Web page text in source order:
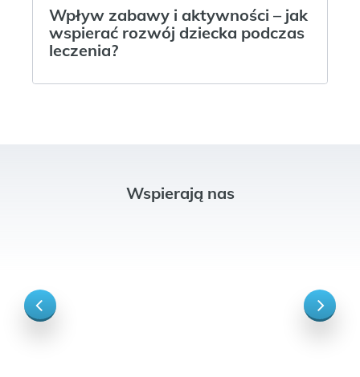
Wpływ zabawy i aktywności – jak
wspierać rozwój dziecka podczas
leczenia?
Wspierają nas